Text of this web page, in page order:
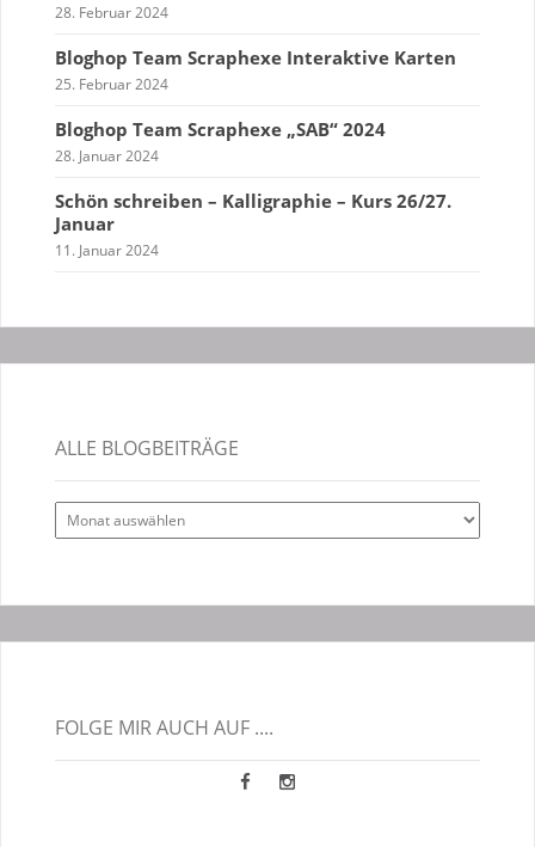
28. Februar 2024
Bloghop Team Scraphexe Interaktive Karten
25. Februar 2024
Bloghop Team Scraphexe „SAB“ 2024
28. Januar 2024
Schön schreiben – Kalligraphie – Kurs 26/27.
Januar
11. Januar 2024
ALLE BLOGBEITRÄGE
Alle
Blogbeiträge
FOLGE MIR AUCH AUF ....